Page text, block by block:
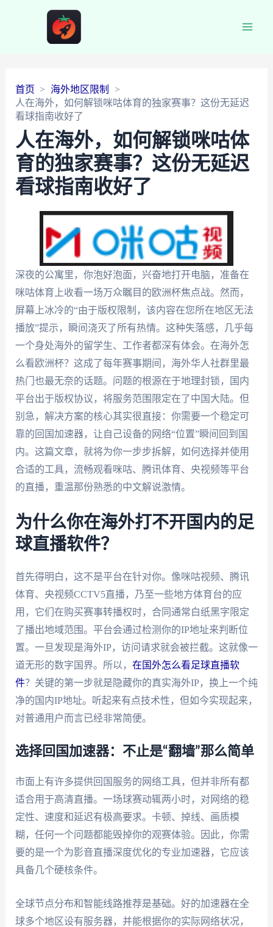
首页
海外地区限制
人在海外，如何解锁咪咕体育的独家赛事？这份无延迟
看球指南收好了
人在海外，如何解锁咪咕体
育的独家赛事？这份无延迟
看球指南收好了
深夜的公寓里，你泡好泡面，兴奋地打开电脑，准备在
咪咕体育上收看一场万众瞩目的欧洲杯焦点战。然而，
屏幕上冰冷的“由于版权限制，该内容在您所在地区无法
播放”提示，瞬间浇灭了所有热情。这种失落感，几乎每
一个身处海外的留学生、工作者都深有体会。在海外怎
么看欧洲杯？这成了每年赛事期间，海外华人社群里最
热门也最无奈的话题。问题的根源在于地理封锁，国内
平台出于版权协议，将服务范围限定在了中国大陆。但
别急，解决方案的核心其实很直接：你需要一个稳定可
靠的回国加速器，让自己设备的网络“位置”瞬间回到国
内。这篇文章，就将为你一步步拆解，如何选择并使用
合适的工具，流畅观看咪咕、腾讯体育、央视频等平台
的直播，重温那份熟悉的中文解说激情。
为什么你在海外打不开国内的足
球直播软件？
首先得明白，这不是平台在针对你。像咪咕视频、腾讯
体育、央视频CCTV5直播，乃至一些地方体育台的应
用，它们在购买赛事转播权时，合同通常白纸黑字限定
了播出地域范围。平台会通过检测你的IP地址来判断位
置。一旦发现是海外IP，访问请求就会被拦截。这就像一
道无形的数字国界。所以， 在国外怎么看足球直播软
件？关键的第一步就是隐藏你的真实海外IP，换上一个纯
净的国内IP地址。听起来有点技术性，但如今实现起来，
对普通用户而言已经非常简便。
选择回国加速器：不止是“翻墙”那么简单
市面上有许多提供回国服务的网络工具，但并非所有都
适合用于高清直播。一场球赛动辄两小时，对网络的稳
定性、速度和延迟有极高要求。卡顿、掉线、画质模
糊，任何一个问题都能毁掉你的观赛体验。因此，你需
要的是一个为影音直播深度优化的专业加速器，它应该
具备几个硬核条件。
全球节点分布和智能线路推荐是基础。好的加速器在全
球多个地区设有服务器，并能根据你的实际网络状况，